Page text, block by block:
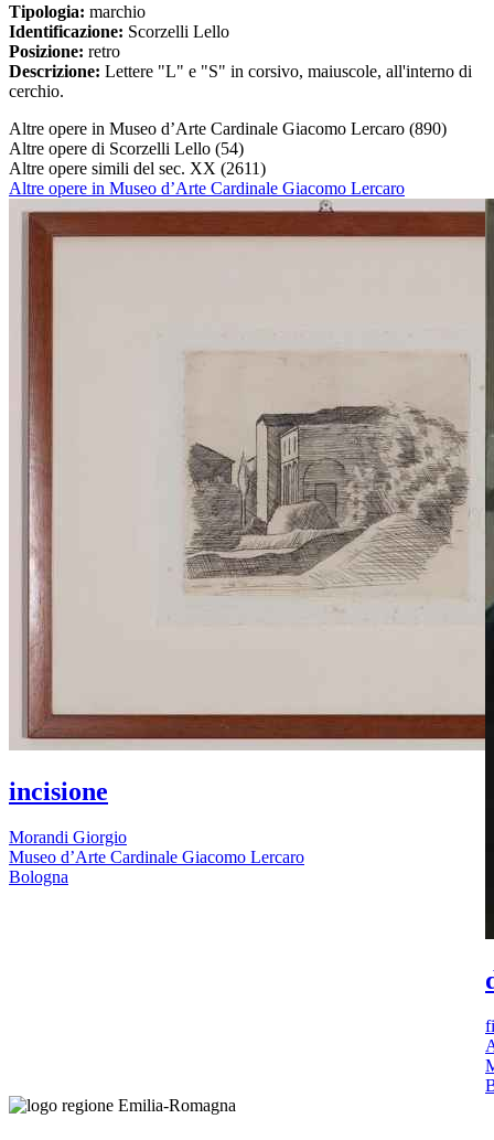
Tipologia: marchio
Identificazione: Scorzelli Lello
Posizione: retro
Descrizione: Lettere "L" e "S" in corsivo, maiuscole, all'interno di
cerchio.
Altre opere in Museo d’Arte Cardinale Giacomo Lercaro (890)
Altre opere di Scorzelli Lello (54)
Altre opere simili del sec. XX (2611)
Altre opere in Museo d’Arte Cardinale Giacomo Lercaro
incisione
Morandi Giorgio
Museo d’Arte Cardinale Giacomo Lercaro
Bologna